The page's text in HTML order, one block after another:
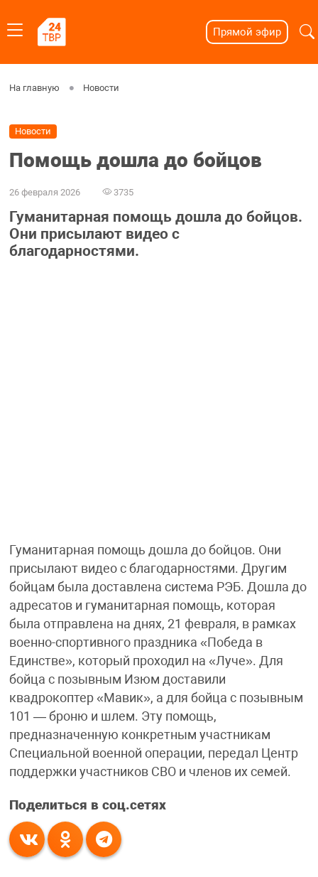
Прямой эфир
На главную Новости
Новости
Помощь дошла до бойцов
26 февраля 2026 3735
Гуманитарная помощь дошла до бойцов.
Они присылают видео с
благодарностями.
Гуманитарная помощь дошла до бойцов. Они
присылают видео с благодарностями. Другим
бойцам была доставлена система РЭБ. Дошла до
адресатов и гуманитарная помощь, которая
была отправлена на днях, 21 февраля, в рамках
военно-спортивного праздника «Победа в
Единстве», который проходил на «Луче». Для
бойца с позывным Изюм доставили
квадрокоптер «Мавик», а для бойца с позывным
101 — броню и шлем. Эту помощь,
предназначенную конкретным участникам
Специальной военной операции, передал Центр
поддержки участников СВО и членов их семей.
Поделиться в соц.сетях